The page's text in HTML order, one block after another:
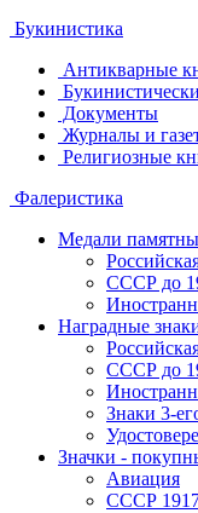
Букинистика
Антикварные
Документы
Журналы и
Религиозные
Фалеристика
Медали
СССР до
Наградные
СССР до
Знаки 3-
Значки -
Авиация
СССР